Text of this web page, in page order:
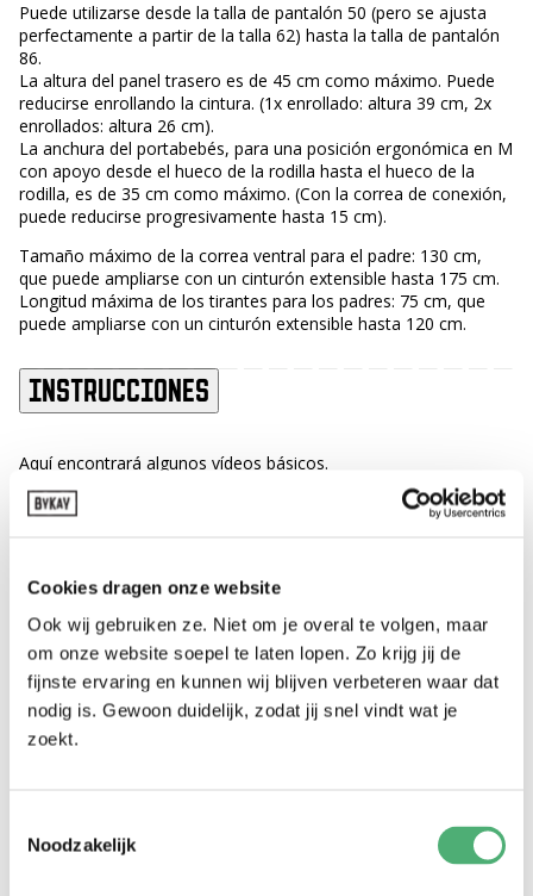
Cookies dragen onze website
Ook wij gebruiken ze. Niet om je overal te volgen, maar
om onze website soepel te laten lopen. Zo krijg jij de
fijnste ervaring en kunnen wij blijven verbeteren waar dat
nodig is. Gewoon duidelijk, zodat jij snel vindt wat je
zoekt.
Noodzakelijk
Puede utilizarse desde la talla de pantalón 50 (pero se ajusta
perfectamente a partir de la talla 62) hasta la talla de pantalón
86.
La altura del panel trasero es de 45 cm como máximo. Puede
reducirse enrollando la cintura. (1x enrollado: altura 39 cm, 2x
enrollados: altura 26 cm).
La anchura del portabebés, para una posición ergonómica en M
con apoyo desde el hueco de la rodilla hasta el hueco de la
rodilla, es de 35 cm como máximo. (Con la correa de conexión,
puede reducirse progresivamente hasta 15 cm).
Tamaño máximo de la correa ventral para el padre: 130 cm,
que puede ampliarse con un cinturón extensible hasta 175 cm.
Longitud máxima de los tirantes para los padres: 75 cm, que
puede ampliarse con un cinturón extensible hasta 120 cm.
Instrucciones
Aquí encontrará algunos vídeos básicos.
Para ver más vídeos informativos y el periódico de
instrucciones, visite nuestra